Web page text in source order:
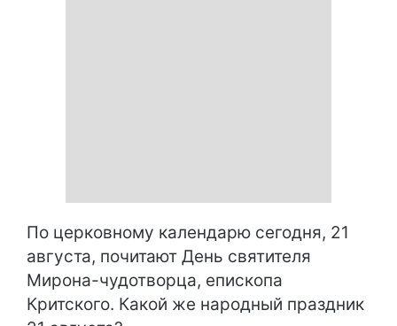
По церковному календарю сегодня, 21
августа, почитают День святителя
Мирона-чудотворца, епископа
Критского. Какой же народный праздник